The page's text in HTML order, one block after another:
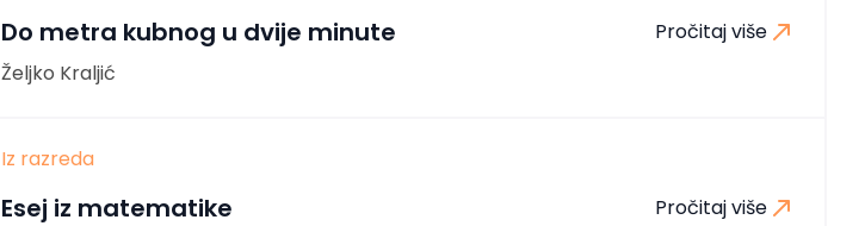
Do metra kubnog u dvije minute
Pročitaj više
Željko Kraljić
Iz razreda
Esej iz matematike
Pročitaj više